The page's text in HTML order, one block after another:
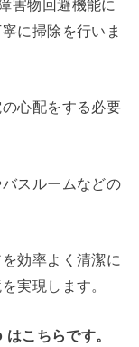
害物回避機能に
に掃除を行いま
心配をする必要
スルームなどの
効率よく清潔に
実現します。
こちらです。